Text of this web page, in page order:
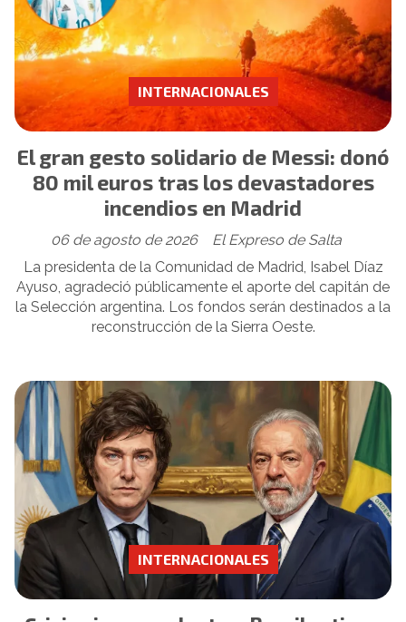
El gran gesto solidario de Messi: donó
80 mil euros tras los devastadores
incendios en Madrid
El Expreso de Salta
INTERNACIONALES
06 de agosto de 2026
La presidenta de la Comunidad de Madrid, Isabel Díaz
Ayuso, agradeció públicamente el aporte del capitán de
la Selección argentina. Los fondos serán destinados a la
reconstrucción de la Sierra Oeste.
INTERNACIONALES